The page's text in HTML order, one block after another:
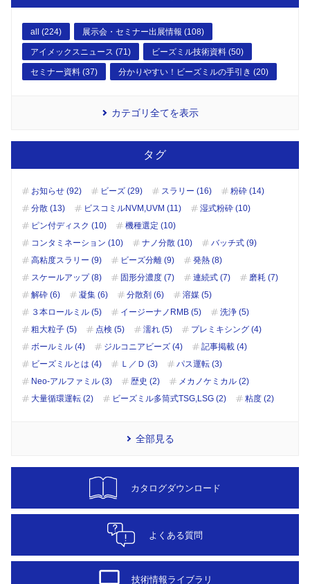
all (224) 展示会・セミナー出展情報 (108)
アイメックスニュース (71) ビーズミル技術資料 (50)
セミナー資料 (37) 分かりやすい！ビーズミルの手引き (20)
カテゴリ全てを表示
タグ
お知らせ (92) ビーズ (29) スラリー (16)
粉砕 (14)
分散 (13)
ビスコミルNVM,UVM (11)
湿式粉砕 (10)
ピン付ディスク (10)
機種選定 (10)
コンタミネーション (10)
ナノ分散 (10)
バッチ式 (9)
高粘度スラリー (9)
ビーズ分離 (9)
発熱 (8)
スケールアップ (8)
固形分濃度 (7) 連続式 (7)
磨耗 (7)
解砕 (6)
凝集 (6) 分散剤 (6)
溶媒 (5)
３本ロールミル (5)
イージーナノRMB (5)
洗浄 (5)
粗大粒子 (5)
点検 (5) 濡れ (5)
プレミキシング (4)
ボールミル (4)
ジルコニアビーズ (4)
記事掲載 (4)
ビーズミルとは (4)
Ｌ／Ｄ (3)
パス運転 (3)
Neo-アルファミル (3)
歴史 (2)
メカノケミカル (2)
大量循環運転 (2)
ビーズミル多筒式TSG,LSG (2) 粘度 (2)
全部見る
カタログダウンロード
よくある質問
desktop_windows 技術情報ライブラリ